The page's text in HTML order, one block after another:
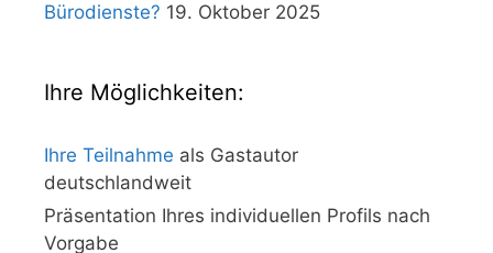
Bürodienste? 19. Oktober 2025
Ihre Möglichkeiten:
Ihre Teilnahme als Gastautor
deutschlandweit
Präsentation Ihres individuellen Profils nach
Vorgabe